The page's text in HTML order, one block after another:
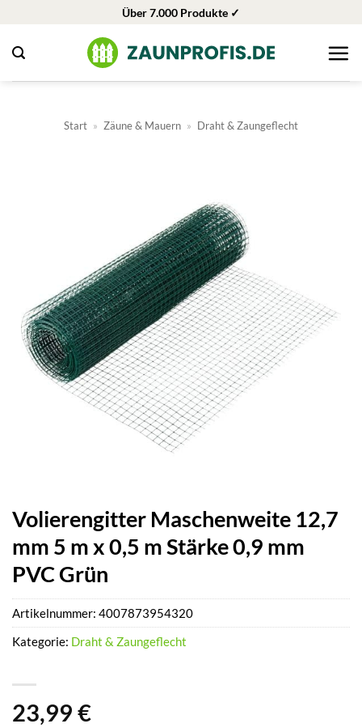
springen
Über 7.000 Produkte ✓
Start » Zäune & Mauern » Draht & Zaungeflecht
Volierengitter Maschenweite 12,7
mm 5 m x 0,5 m Stärke 0,9 mm
PVC Grün
23,99 €
Artikelnummer: 4007873954320
Kategorie: Draht & Zaungeflecht